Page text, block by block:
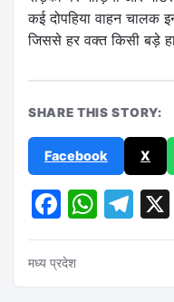
कई दोपहिया वाहन
जिससे हर वक्त किसी बड़े
SHARE THIS STORY:
Facebook X
मध्य प्रदेश